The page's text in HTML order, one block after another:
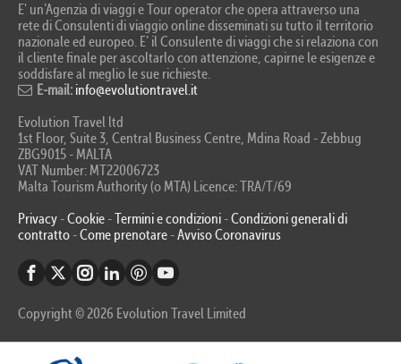
E' un’Agenzia di viaggi e Tour operator che opera attraverso una
rete di Consulenti di viaggio online disseminati su tutto il territorio
nazionale ed europeo. E’ il Consulente di viaggi che si relaziona con
il cliente finale per ascoltarlo con attenzione, capirne le esigenze e
soddisfare al meglio le sue richieste.
E-mail: info@evolutiontravel.it
Evolution Travel ltd
1st Floor, Suite 3, Central Business Centre, Mdina Road - Zebbug
ZBG9015 - MALTA
VAT Number: MT22006723
Malta Tourism Authority (o MTA) Licence: TRA/T/69
Privacy -Cookie -Termini e condizioni -Condizioni generali di
contratto -Come prenotare -Avviso Coronavirus
Copyright © 2026 Evolution Travel Limited